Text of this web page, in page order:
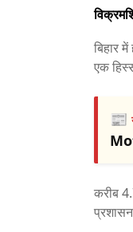
बिहार
एक
📰
करीब